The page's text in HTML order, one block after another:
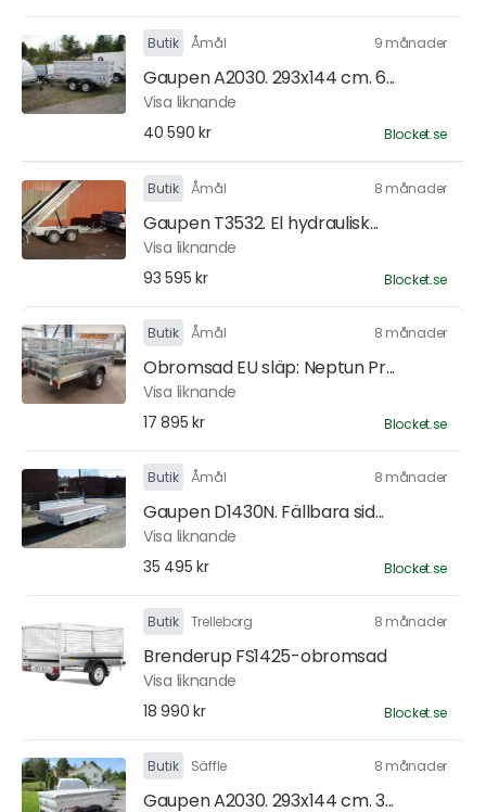
Butik Åmål 9 månader
Gaupen A2030. 293x144 cm. 6...
Visa liknande
40 590 kr
Blocket.se
Butik Åmål 8 månader
Gaupen T3532. El hydraulisk...
Visa liknande
93 595 kr
Blocket.se
Butik Åmål 8 månader
Obromsad EU släp: Neptun Pr...
Visa liknande
17 895 kr
Blocket.se
Butik Åmål 8 månader
Gaupen D1430N. Fällbara sid...
Visa liknande
35 495 kr
Blocket.se
Butik Trelleborg 8 månader
Brenderup FS1425-obromsad
Visa liknande
18 990 kr
Blocket.se
Butik Säffle 8 månader
Gaupen A2030. 293x144 cm. 3...